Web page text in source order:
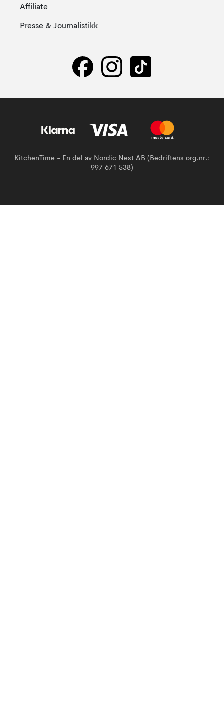
Affiliate
Presse & Journalistikk
KitchenTime - En del av Nordic Nest AB (Bedriftens org.nr.:
997 671 538)